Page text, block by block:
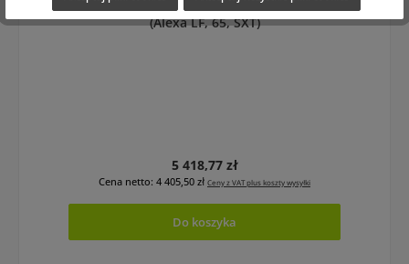
Wooden Camera 26V Gold Mount Plus
(Alexa LF, 65, SXT)
Cena regularna:
5 418,77 zł
Cena netto: 4 405,50 zł Ceny z VAT plus koszty wysyłki
Do koszyka